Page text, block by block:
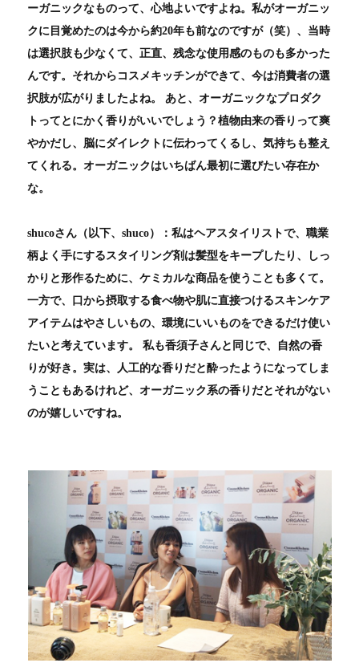
ーガニックなものって、心地よいですよね。私がオーガニッ
クに目覚めたのは今から約20年も前なのですが（笑）、当時
は選択肢も少なくて、正直、残念な使用感のものも多かった
んです。それからコスメキッチンができて、今は消費者の選
択肢が広がりましたよね。 あと、オーガニックなプロダク
トってとにかく香りがいいでしょう？植物由来の香りって爽
やかだし、脳にダイレクトに伝わってくるし、気持ちも整え
てくれる。オーガニックはいちばん最初に選びたい存在か
な。
shucoさん（以下、shuco）：私はヘアスタイリストで、職業
柄よく手にするスタイリング剤は髪型をキープしたり、しっ
かりと形作るために、ケミカルな商品を使うことも多くて。
一方で、口から摂取する食べ物や肌に直接つけるスキンケア
アイテムはやさしいもの、環境にいいものをできるだけ使い
たいと考えています。 私も香須子さんと同じで、自然の香
りが好き。実は、人工的な香りだと酔ったようになってしま
うこともあるけれど、オーガニック系の香りだとそれがない
のが嬉しいですね。